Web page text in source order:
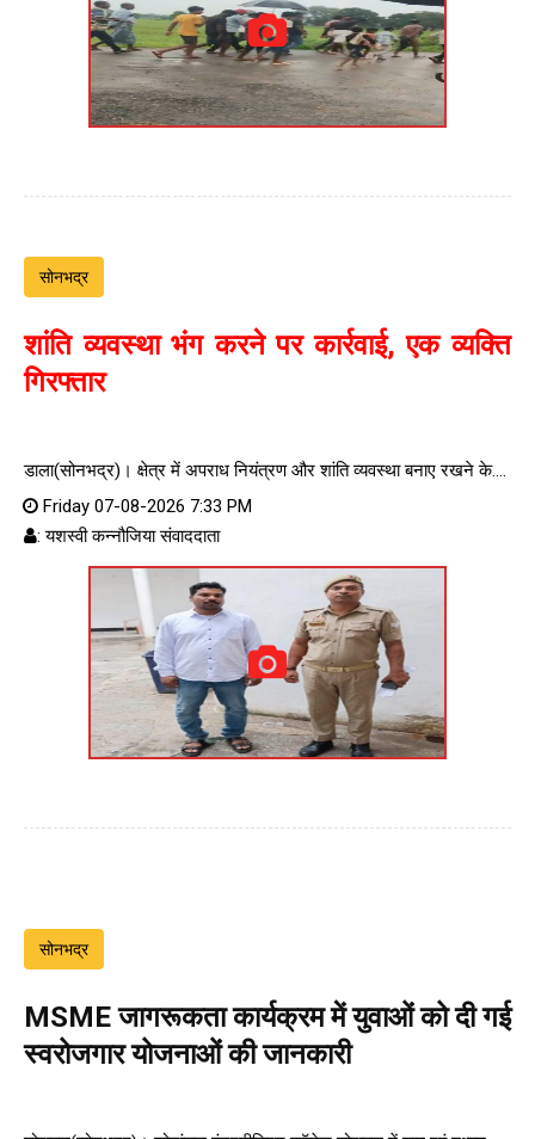
सोनभद्र
शांति व्यवस्था भंग करने पर कार्रवाई, एक व्यक्ति
गिरफ्तार
डाला(सोनभद्र)। क्षेत्र में अपराध नियंत्रण और शांति व्यवस्था बनाए रखने के....
Friday 07-08-2026 7:33 PM
: यशस्वी कन्नौजिया संवाददाता
सोनभद्र
MSME जागरूकता कार्यक्रम में युवाओं को दी गई
स्वरोजगार योजनाओं की जानकारी